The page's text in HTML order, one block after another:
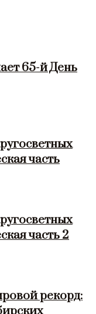
65-й День
часть
часть 2
рекорд: